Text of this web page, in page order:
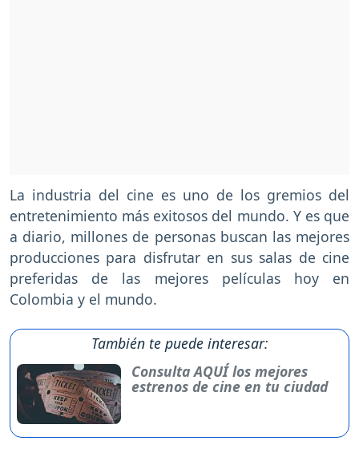
La industria del cine es uno de los gremios del
entretenimiento más exitosos del mundo. Y es que
a diario, millones de personas buscan las mejores
producciones para disfrutar en sus salas de cine
preferidas de las mejores películas hoy en
Colombia y el mundo.
También te puede interesar:
Consulta AQUÍ los mejores
estrenos de cine en tu ciudad